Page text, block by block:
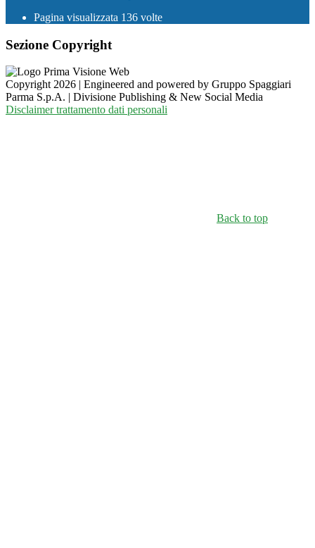
Pagina visualizzata 136 volte
Sezione Copyright
Copyright 2026 | Engineered and powered by Gruppo Spaggiari
Parma S.p.A. | Divisione Publishing & New Social Media
Disclaimer trattamento dati personali
Back to top